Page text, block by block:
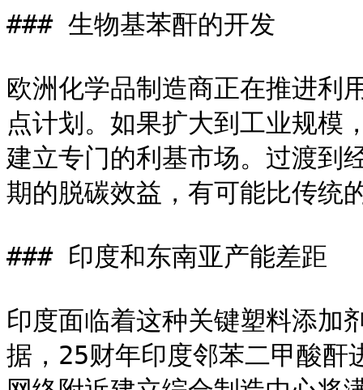
### 生物基苯酐的开发
欧洲化学品制造商正在推进利
点计划。如果扩大到工业规模
建立专门的利基市场。过渡到
期的脱碳效益，有可能比传统
### 印度和东南亚产能差距
印度面临着这种关键塑料添加
据，25财年印度邻苯二甲酸酐